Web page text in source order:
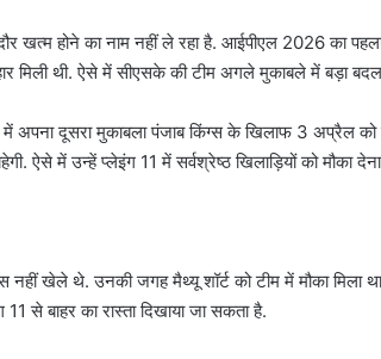
खत्म होने का नाम नहीं ले रहा है. आईपीएल 2026 का
मिली थी. ऐसे में सीएसके की टीम अगले मुकाबले में बड़ा
अपना दूसरा मुकाबला पंजाब किंग्स के खिलाफ 3 अप्रैल
ऐसे में उन्हें प्लेइंग 11 में सर्वश्रेष्ठ खिलाड़ियों को मौका
खेले थे. उनकी जगह मैथ्यू शॉर्ट को टीम में मौका मिला
से बाहर का रास्ता दिखाया जा सकता है.